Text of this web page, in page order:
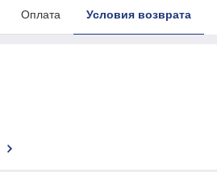
Оплата Условия возврата